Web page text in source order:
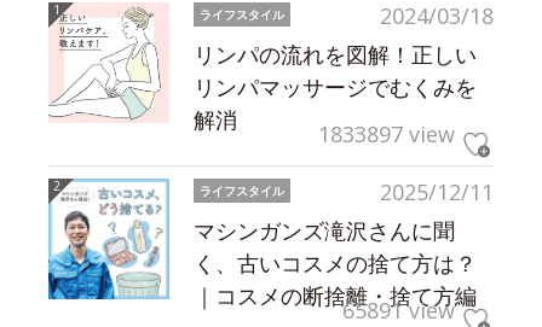
2024/03/18
ライフスタイル
リンパの流れを図解！正しい
リンパマッサージでむくみを
解消
1833897 view
2025/12/11
ライフスタイル
マシンガンズ滝沢さんに聞
く、古いコスメの捨て方は？
｜コスメの断捨離・捨て方編
65891 view